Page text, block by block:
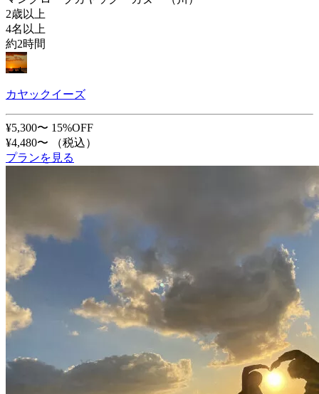
2歳以上
4名以上
約2時間
カヤックイーズ
¥5,300〜 15%OFF
¥4,480〜
（税込）
プランを見る